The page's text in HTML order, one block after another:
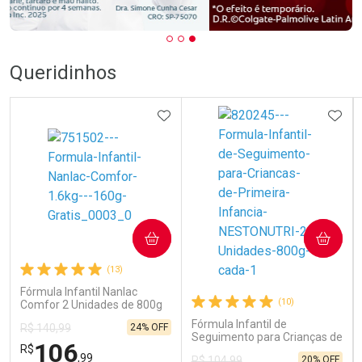
Queridinhos
(13)
Fórmula Infantil Nanlac
Comfor 2 Unidades de 800g
R$ 140,99
R$106,99
24% OFF
ADICIONAR AOS FAVORITOS
COMPRAR
(10)
Fórmula Infantil de
Seguimento para Crianças de
Primeira Infância Nestonutri
20% OFF
COMPRAR